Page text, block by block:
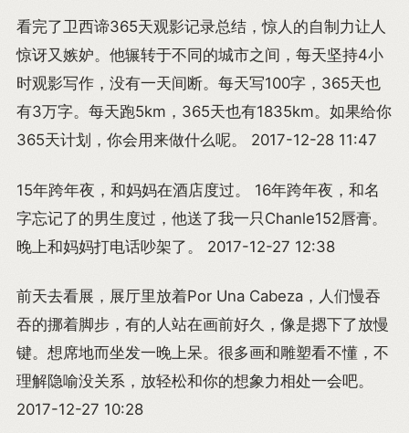
看完了卫西谛365天观影记录总结，惊人的自制力让人
惊讶又嫉妒。他辗转于不同的城市之间，每天坚持4小
时观影写作，没有一天间断。每天写100字，365天也
有3万字。每天跑5km，365天也有1835km。如果给你
365天计划，你会用来做什么呢。 2017-12-28 11:47
15年跨年夜，和妈妈在酒店度过。 16年跨年夜，和名
字忘记了的男生度过，他送了我一只Chanle152唇膏。
晚上和妈妈打电话吵架了。 2017-12-27 12:38
前天去看展，展厅里放着Por Una Cabeza，人们慢吞
吞的挪着脚步，有的人站在画前好久，像是摁下了放慢
键。想席地而坐发一晚上呆。很多画和雕塑看不懂，不
理解隐喻没关系，放轻松和你的想象力相处一会吧。
2017-12-27 10:28